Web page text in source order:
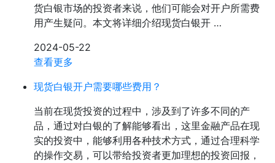
货白银市场的投资者来说，他们可能会对开户所需费
用产生疑问。本文将详细介绍现货白银开 …
2024-05-22
查看更多
现货白银开户需要哪些费用？
当前在现货投资的过程中，涉及到了许多不同的产
品，通过对白银的了解能够看出，这里金融产品在现
实的投资中，能够利用各种技术方式，通过合理科学
的操作交易，可以带给投资者更加理想的投资回报，